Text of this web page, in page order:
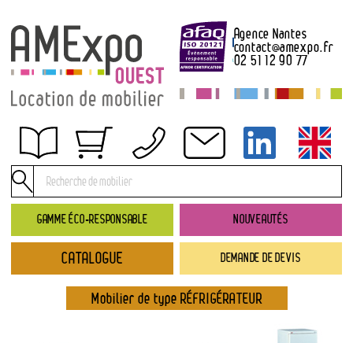
GAMME ÉCO-RESPONSABLE NOUVEAUTÉS
DEMANDE DE DEVIS
Agence Nantes
contact@amexpo.fr
02 51 12 90 77
Obtenir un devis
Conditions générales de location
Conditions de règlement
Contact
Catalogue
→ Nouveautés
→ Gamme éco-responsable
CATALOGUE
Mobilier de type RÉFRIGÉRATEUR